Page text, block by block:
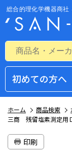
初めての方へ
ホーム 商品検索
三商 残留塩素測定用
印刷